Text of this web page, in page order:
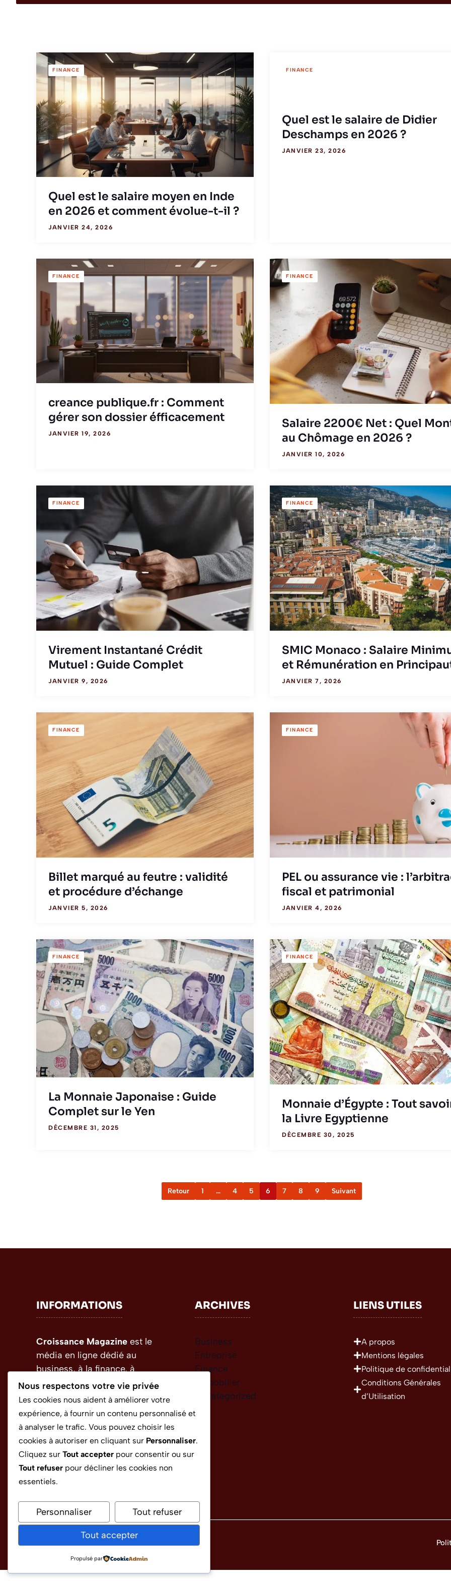
FINANCE
Quel est le salaire moyen en Inde
en 2026 et comment évolue-t-il ?
JANVIER 24, 2026
FINANCE
Quel est le salaire de Didier
Deschamps en 2026 ?
JANVIER 23, 2026
FINANCE
creance publique.fr : Comment
gérer son dossier éfficacement
JANVIER 19, 2026
FINANCE
Salaire 2200€ Net : Quel
au Chômage en 2026 ?
JANVIER 10, 2026
FINANCE
Virement Instantané Crédit
Mutuel : Guide Complet
JANVIER 9, 2026
FINANCE
SMIC Monaco : Salaire
et Rémunération en
JANVIER 7, 2026
FINANCE
Billet marqué au feutre : validité
et procédure d’échange
JANVIER 5, 2026
FINANCE
PEL ou assurance vie :
fiscal et patrimonial
JANVIER 4, 2026
FINANCE
La Monnaie Japonaise : Guide
Complet sur le Yen
DÉCEMBRE 31, 2025
FINANCE
Monnaie d’Égypte : Tout
la Livre Egyptienne
DÉCEMBRE 30, 2025
Retour 1 … 4 5 6 7 8 9 Suivant
INFORMATIONS
Croissance Magazine est le
média en ligne dédié au
business, à la finance, à
l’immobilier et à
l’entrepreneuriat, avec des
analyses claires et des
conseils pratiques pour les
professionnels et
investisseurs.
ARCHIVES
Business
Entreprise
Finance
Immobilier
Uncategorized
LIENS UTILES
A propos
Mentions légales
Politique de
Conditions Générales
d’Utilisation
2026 Croissance magazine
Nous respectons votre vie privée
Les cookies nous aident à améliorer votre
expérience, à fournir un contenu personnalisé et
à analyser le trafic. Vous pouvez choisir les
cookies à autoriser en cliquant sur Personnaliser.
Cliquez sur Tout accepter pour consentir ou sur
Tout refuser pour décliner les cookies non
essentiels.
Personnaliser Tout refuser
Tout accepter
Propulsé par